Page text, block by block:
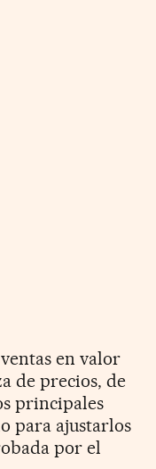
en valor
de precios, de
principales
para ajustarlos
por el